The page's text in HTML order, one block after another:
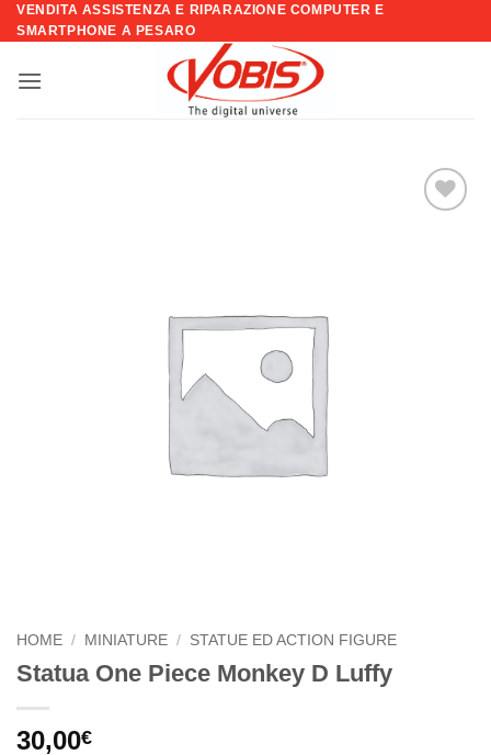
Salta
ai
VENDITA ASSISTENZA E RIPARAZIONE COMPUTER E
SMARTPHONE A PESARO
HOME / MINIATURE / STATUE ED ACTION FIGURE
Statua One Piece Monkey D Luffy
30,00€